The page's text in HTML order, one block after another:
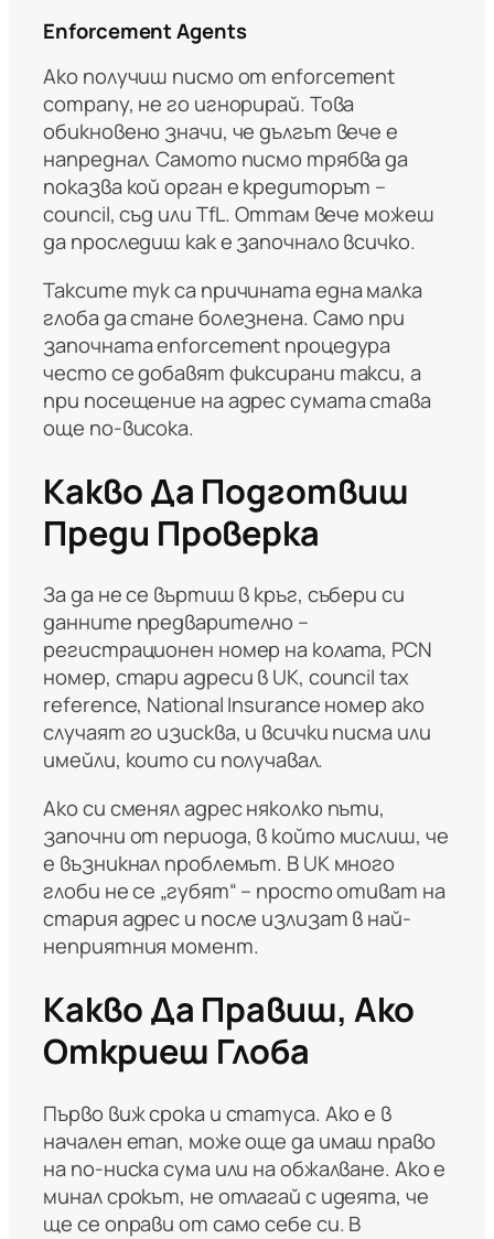
Enforcement Agents
Ако получиш писмо от enforcement
company, не го игнорирай. Това
обикновено значи, че дългът вече е
напреднал. Самото писмо трябва да
показва кой орган е кредиторът –
council, съд или TfL. Оттам вече можеш
да проследиш как е започнало всичко.
Таксите тук са причината една малка
глоба да стане болезнена. Само при
започната enforcement процедура
често се добавят фиксирани такси, а
при посещение на адрес сумата става
още по-висока.
Какво Да Подготвиш
Преди Проверка
За да не се въртиш в кръг, събери си
данните предварително –
регистрационен номер на колата, PCN
номер, стари адреси в UK, council tax
reference, National Insurance номер ако
случаят го изисква, и всички писма или
имейли, които си получавал.
Ако си сменял адрес няколко пъти,
започни от периода, в който мислиш, че
е възникнал проблемът. В UK много
глоби не се „губят“ – просто отиват на
стария адрес и после излизат в най-
неприятния момент.
Какво Да Правиш, Ако
Откриеш Глоба
Първо виж срока и статуса. Ако е в
начален етап, може още да имаш право
на по-ниска сума или на обжалване. Ако е
минал срокът, не отлагай с идеята, че
ще се оправи от само себе си. В